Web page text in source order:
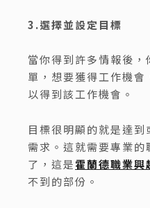
3.選擇並設定目標
當你得到許多情報後
單，想要獲得工作機
以得到該工作機會。
目標很明顯的就是達
需求。這就需要專業
了，這是霍蘭德職業興
不到的部份。